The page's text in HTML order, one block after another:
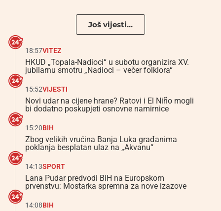
Još vijesti...
18:57VITEZ
HKUD „Topala-Nadioci“ u subotu organizira XV.
jubilarnu smotru „Nadioci – večer folklora“
15:52VIJESTI
Novi udar na cijene hrane? Ratovi i El Niño mogli
bi dodatno poskupjeti osnovne namirnice
15:20BIH
Zbog velikih vrućina Banja Luka građanima
poklanja besplatan ulaz na „Akvanu“
14:13SPORT
Lana Pudar predvodi BiH na Europskom
prvenstvu: Mostarka spremna za nove izazove
14:08BIH